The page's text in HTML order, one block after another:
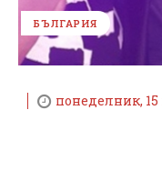
БЪЛГАРИЯ
понеделник, 15